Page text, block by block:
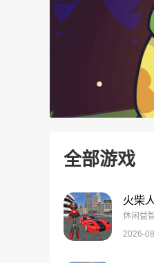
全部游戏
火柴
休闲益
2026-